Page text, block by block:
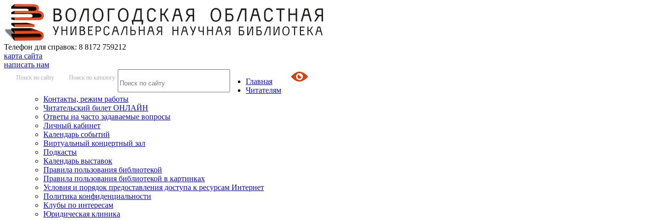
Телефон для справок: 8 8172 759212
карта сайта
написать нам
Поиск по сайту Поиск по каталогу
Главная
Читателям
Контакты, режим работы
Читательский билет ОНЛАЙН
Ответы на часто задаваемые вопросы
Личный кабинет
Календарь событий
Виртуальный концертный зал
Подкасты
Календарь выставок
Правила пользования библиотекой
Правила пользования библиотекой в картинках
Условия и порядок предоставления доступа к ресурсам Интернет
Политика конфиденциальности
Клубы по интересам
Юридическая клиника